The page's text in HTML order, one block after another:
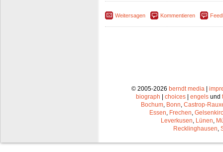
Weitersagen Kommentieren
© 2005-2026 berndt media|
biograph
choices engels und
Bochum, Bonn, Castrop-
Essen, Frechen,
Leverkusen, Lünen,
Recklinghausen,